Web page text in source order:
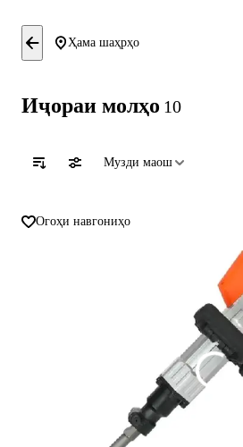
Ҳама шаҳрҳо
Иҷораи молҳо 10
Музди маош
Огоҳи навгониҳо